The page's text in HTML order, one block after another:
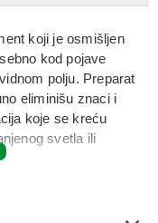
koji je osmišljen
kod pojave
polju. Preparat
eliminišu znaci i
koje se kreću
svetla ili